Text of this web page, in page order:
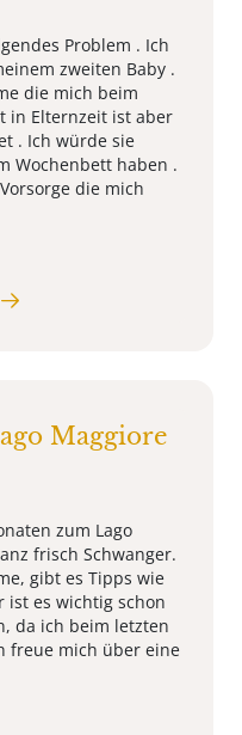
Problem . Ich
zweiten Baby .
die mich beim
in Elternzeit ist aber
. Ich würde sie
Wochenbett haben .
die mich
Maggiore
zum Lago
frisch Schwanger.
gibt es Tipps wie
ist es wichtig schon
da ich beim letzten
freue mich über eine